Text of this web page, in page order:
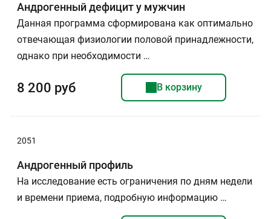
Андрогенный дефицит у мужчин
Данная программа сформирована как оптимально
отвечающая физиологии половой принадлежности,
однако при необходимости …
8 200 руб В корзину
2051
Андрогенный профиль
На исследование есть ограничения по дням недели
и времени приема, подробную информацию …